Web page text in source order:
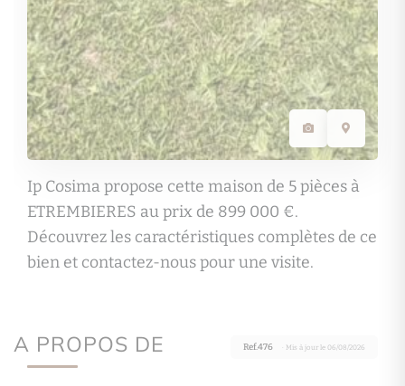
Ip Cosima propose cette maison de 5 pièces à
ETREMBIERES au prix de 899 000 €.
Découvrez les caractéristiques complètes de ce
bien et contactez-nous pour une visite.
A PROPOS DE Ref.476 · Mis à jour le 06/08/2026